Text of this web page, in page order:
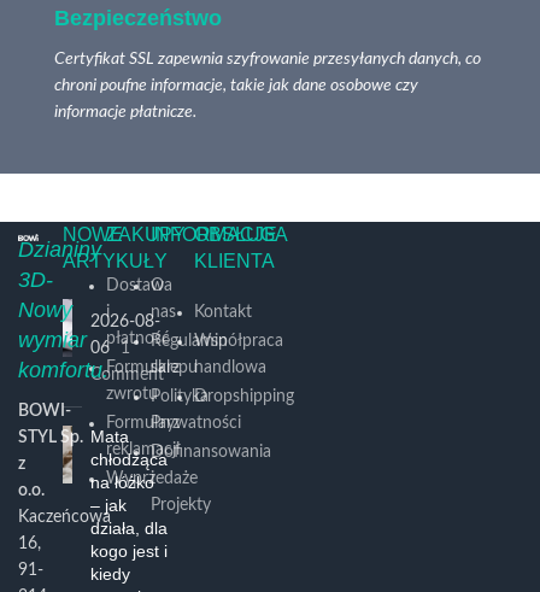
Bezpieczeństwo
Certyfikat SSL zapewnia szyfrowanie przesyłanych danych, co
chroni poufne informacje, takie jak dane osobowe czy
informacje płatnicze.
Dzianiny
3D-
Nowy
wymiar
komfortu.
BOWI-
STYL Sp.
z
o.o.
Kaczeńcowa
16,
91-
NOWE
ARTYKUŁY
2026-08-
06
1
Comment
Mata
chłodząca
na łóżko
– jak
działa, dla
kogo jest i
kiedy
ZAKUPY
Dostawa
i
płatność
Formularz
zwrotu
Formularz
reklamacji
Wyprzedaże
INFORMACJE
O
nas
Regulamin
sklepu
Polityka
Prywatności
Dofinansowania
i
Projekty
OBSŁUGA
KLIENTA
Kontakt
Współpraca
handlowa
Dropshipping